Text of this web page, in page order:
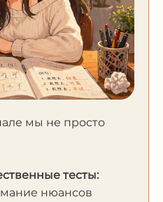
мы не просто
тесты:
нюансов